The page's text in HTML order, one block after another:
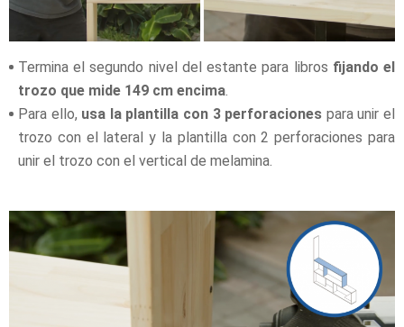
Termina el segundo nivel del estante para libros fijando el
trozo que mide 149 cm encima.
Para ello, usa la plantilla con 3 perforaciones para unir el
trozo con el lateral y la plantilla con 2 perforaciones para
unir el trozo con el vertical de melamina.